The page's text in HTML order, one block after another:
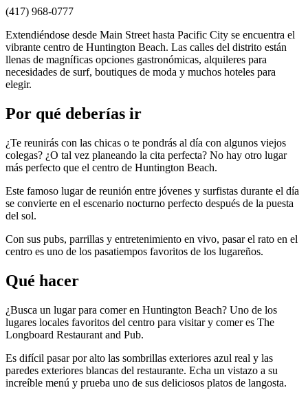
(417) 968-0777
Extendiéndose desde Main Street hasta Pacific City se encuentra el
vibrante centro de Huntington Beach. Las calles del distrito están
llenas de magníficas opciones gastronómicas, alquileres para
necesidades de surf, boutiques de moda y muchos hoteles para
elegir.
Por qué deberías ir
¿Te reunirás con las chicas o te pondrás al día con algunos viejos
colegas? ¿O tal vez planeando la cita perfecta? No hay otro lugar
más perfecto que el centro de Huntington Beach.
Este famoso lugar de reunión entre jóvenes y surfistas durante el día
se convierte en el escenario nocturno perfecto después de la puesta
del sol.
Con sus pubs, parrillas y entretenimiento en vivo, pasar el rato en el
centro es uno de los pasatiempos favoritos de los lugareños.
Qué hacer
¿Busca un lugar para comer en Huntington Beach? Uno de los
lugares locales favoritos del centro para visitar y comer es The
Longboard Restaurant and Pub.
Es difícil pasar por alto las sombrillas exteriores azul real y las
paredes exteriores blancas del restaurante. Echa un vistazo a su
increíble menú y prueba uno de sus deliciosos platos de langosta.